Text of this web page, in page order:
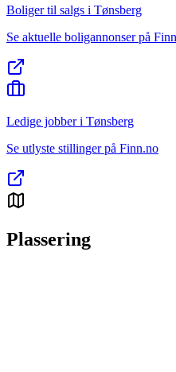
Boliger til salgs i Tønsberg
Se aktuelle boligannonser på
Ledige jobber i Tønsberg
Se utlyste stillinger på Finn.no
Plassering